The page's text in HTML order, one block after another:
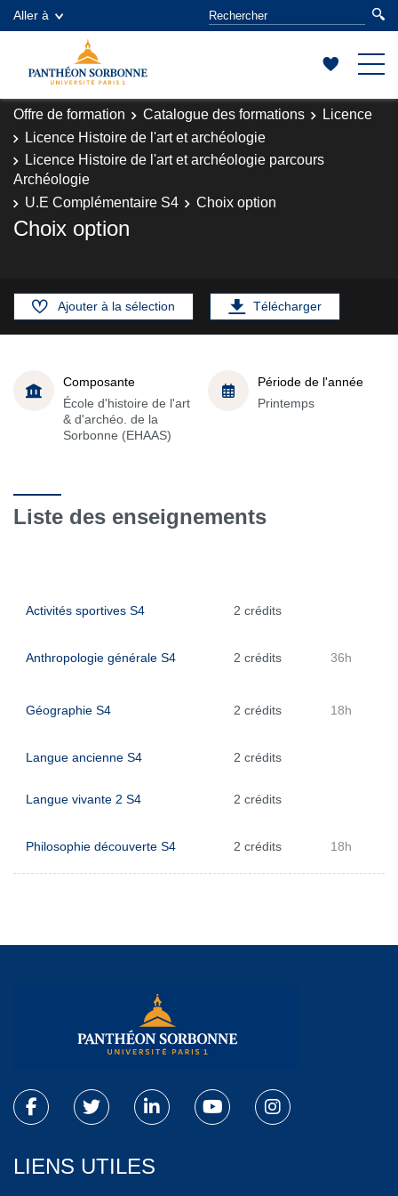
Aller à
Offre de formation Catalogue des formations
Licence
Licence Histoire de l'art et archéologie
Licence Histoire de l'art et archéologie parcours
Archéologie
U.E Complémentaire S4
Choix option
Choix option
Ajouter à la sélection Télécharger
Composante
École d'histoire de l'art
& d'archéo. de la
Sorbonne (EHAAS)
Période de l'année
Printemps
Liste des enseignements
Activités sportives S4 2 crédits
Anthropologie générale S4 2 crédits 36h
Géographie S4 2 crédits 18h
Langue ancienne S4 2 crédits
Langue vivante 2 S4 2 crédits
Philosophie découverte S4 2 crédits 18h
LIENS UTILES